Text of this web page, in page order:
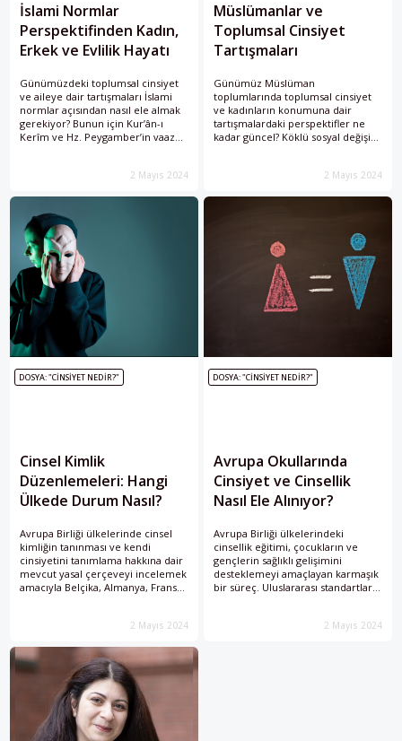
İslami Normlar
Perspektifinden Kadın,
Erkek ve Evlilik Hayatı
Günümüzdeki toplumsal cinsiyet
ve aileye dair tartışmaları İslami
normlar açısından nasıl ele almak
gerekiyor? Bunun için Kur’ân-ı
Kerîm ve Hz. Peygamber’in vaaz
tanımlandığını düşünmek2 Mayıs 2024
Müslümanlar ve
Toplumsal Cinsiyet
Tartışmaları
Günümüz Müslüman
toplumlarında toplumsal cinsiyet
ve kadınların konumuna dair
tartışmalardaki perspektifler ne
kadar güncel? Köklü sosyal değişim
analiz metotları üzerinde yeniden
2 Mayıs 2024
DOSYA: "CINSIYET NEDIR?"
Cinsel Kimlik
Düzenlemeleri: Hangi
Ülkede Durum Nasıl?
Avrupa Birliği ülkelerinde cinsel
kimliğin tanınması ve kendi
cinsiyetini tanımlama hakkına dair
mevcut yasal çerçeveyi incelemek
amacıyla Belçika, Almanya, Fransa,
2 Mayıs 2024
DOSYA: "CINSIYET NEDIR?"
Avrupa Okullarında
Cinsiyet ve Cinsellik
Nasıl Ele Alınıyor?
Avrupa Birliği ülkelerindeki
cinsellik eğitimi, çocukların ve
gençlerin sağlıklı gelişimini
desteklemeyi amaçlayan karmaşık
bir süreç. Uluslararası standartlara
içeriği, öğretmen eğitimi ve2 Mayıs 2024